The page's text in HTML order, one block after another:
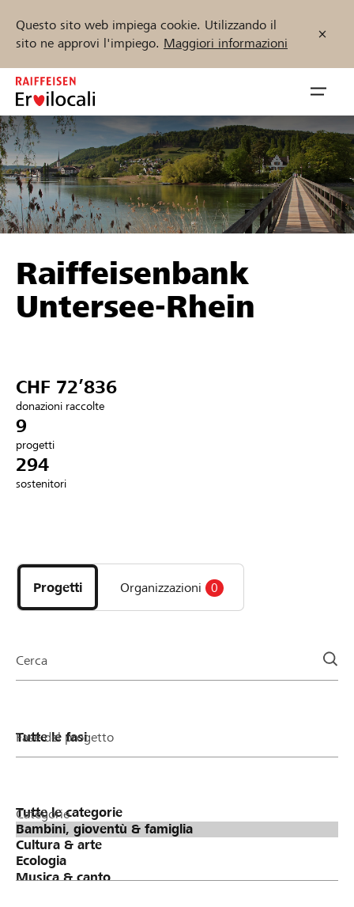
Questo sito web impiega cookie. Utilizzando il
sito ne approvi l'impiego. Maggiori informazioni
Zum
Inhalt
springen
öffnen
Sostenere
Aiuto & supporto
Collegarsi
Trova progetti e organizzazioni
Inizia ora
DE FR IT
Raiffeisenbank
Untersee-Rhein
CHF 72’836
donazioni raccolte
9
progetti
294
sostenitori
i
progetti
e
della
Progetti Organizzazioni 0
Cerca
Fase del progetto
Categorie